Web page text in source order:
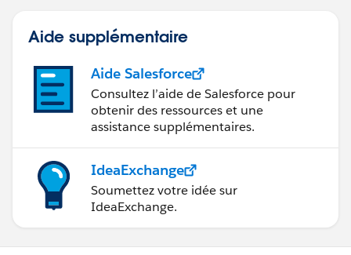
Aide supplémentaire
Aide Salesforce
Consultez l’aide de Salesforce pour
obtenir des ressources et une
assistance supplémentaires.
IdeaExchange
Soumettez votre idée sur
IdeaExchange.